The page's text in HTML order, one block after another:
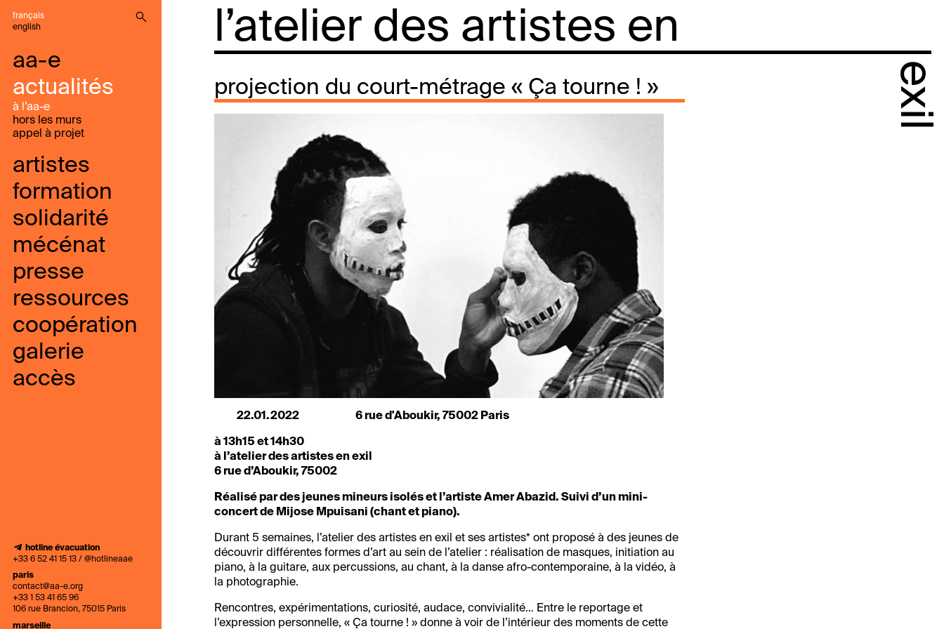
l’atelier des artistes en
français
english
aa-e
actualités
à l’aa-e
hors les murs
appel à projet
artistes
formation
solidarité
mécénat
presse
ressources
coopération
galerie
accès
hotline évacuation
+33 6 52 41 15 13 / @hotlineaae
paris
contact@aa-e.org
+33 1 53 41 65 96
106 rue Brancion, 75015 Paris
marseille
exil
projection du court-métrage « Ça tourne ! »
22.01.2022 6 rue d'Aboukir, 75002 Paris
à 13h15 et 14h30
à l’atelier des artistes en exil
6 rue d’Aboukir, 75002
Réalisé par des jeunes mineurs isolés et l’artiste Amer Abazid. Suivi d’un mini-
concert de Mijose Mpuisani (chant et piano).
Durant 5 semaines, l’atelier des artistes en exil et ses artistes* ont proposé à des jeunes de
découvrir différentes formes d’art au sein de l’atelier : réalisation de masques, initiation au
piano, à la guitare, aux percussions, au chant, à la danse afro-contemporaine, à la vidéo, à
la photographie.
Rencontres, expérimentations, curiosité, audace, convivialité… Entre le reportage et
l’expression personnelle, « Ça tourne ! » donne à voir de l’intérieur des moments de cette